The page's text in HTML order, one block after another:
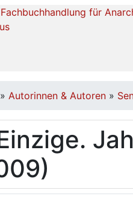
» Autorinnen & Autoren »